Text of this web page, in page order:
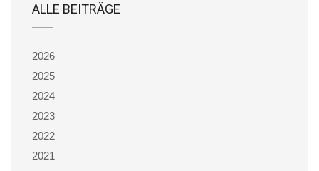
ALLE BEITRÄGE
2026
2025
2024
2023
2022
2021